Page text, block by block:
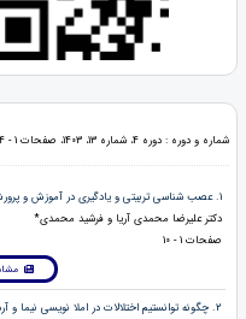
شماره و دوره : دوره 4، شماره 13، 1403، صفحات 1 - 44
1. عصب شناسی تربیتی و یادگیری در آموزش و پرورش: مطالعۀ مروری
دکتر علیرضا محمدی آریا و فرشید محمدی*
صفحات 1 - 10
2. چگونه توانستیم اختلالات در املا نویسی نیما و آردا را درمان کنیم؟